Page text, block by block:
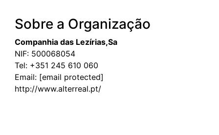
Sobre a Organização
Companhia das Lezírias,Sa
NIF: 500068054
Tel: +351 245 610 060
Email: [email protected]
http://www.alterreal.pt/